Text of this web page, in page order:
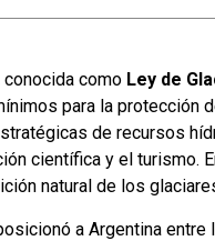
conocida como Ley de
para la protección
de recursos
científica y el turismo.
natural de los
a Argentina